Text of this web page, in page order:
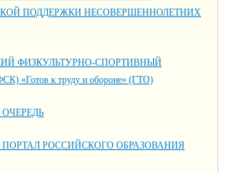
ПОДДЕРЖКИ НЕСОВЕРШЕННОЛЕТНИХ
ФИЗКУЛЬТУРНО-СПОРТИВНЫЙ
«Готов к труду и обороне» (ГТО)
РОССИЙСКОГО ОБРАЗОВАНИЯ